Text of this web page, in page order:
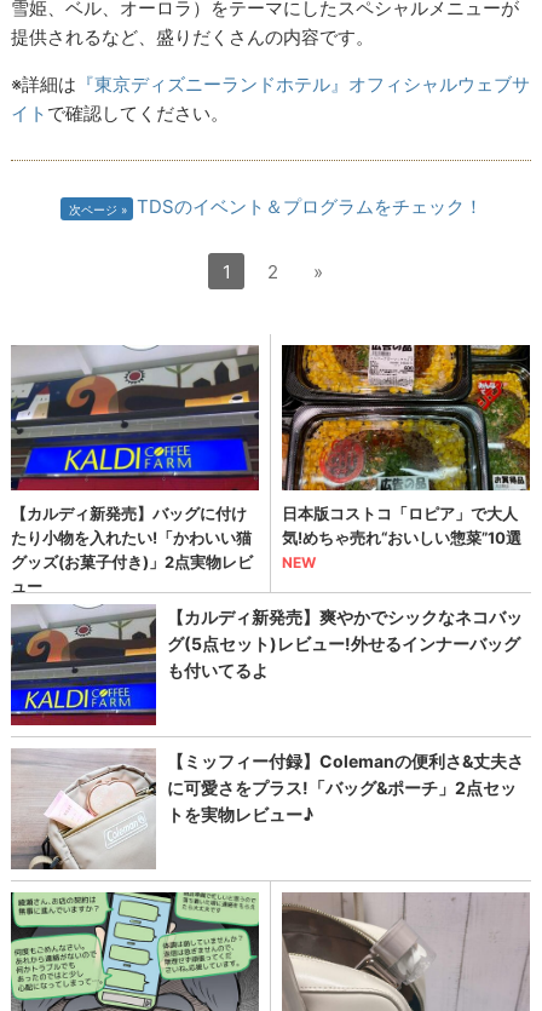
雪姫、ベル、オーロラ）をテーマにしたスペシャルメニューが
提供されるなど、盛りだくさんの内容です。
※詳細は 『東京ディズニーランドホテル』オフィシャルウェブサ
イト で確認してください。
次ページ TDSのイベント＆プログラムをチェック！
1 2 »